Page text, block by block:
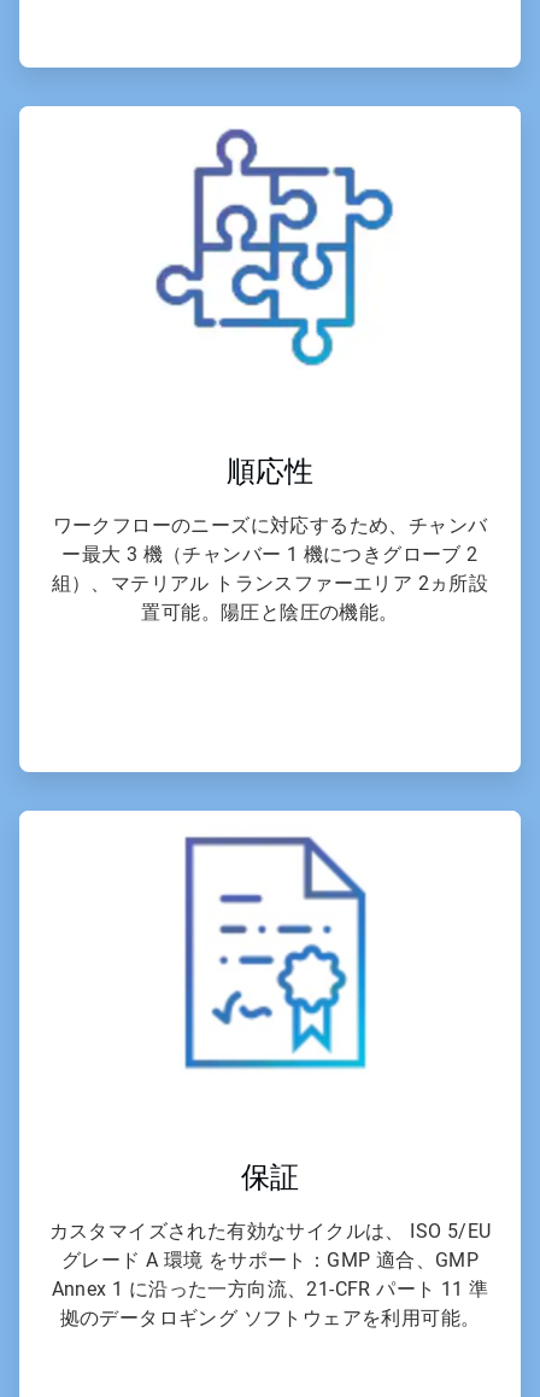
6
順応性
ワークフローのニーズに対応するため、チャンバ
ー最大 3 機（チャンバー 1 機につきグローブ 2
組）、マテリアル トランスファーエリア 2ヵ所設
置可能。陽圧と陰圧の機能。
4
保証
カスタマイズされた有効なサイクルは、 ISO 5/EU
グレード A 環境 をサポート：GMP 適合、GMP
Annex 1 に沿った一方向流、21-CFR パート 11 準
拠のデータロギング ソフトウェアを利用可能。